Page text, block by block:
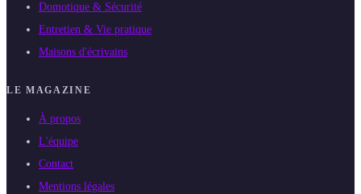
Domotique & Sécurité
Entretien & Vie pratique
Maisons d'écrivains
LE MAGAZINE
À propos
L'équipe
Contact
Mentions légales